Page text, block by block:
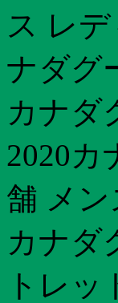
ス レ
ナダグ
カナダ
2020カ
舗 メ
カナダ
トレ